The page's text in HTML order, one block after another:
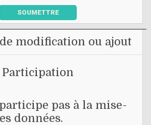
SOUMETTRE
modification ou ajout
Participation
pas à la mise-
données.